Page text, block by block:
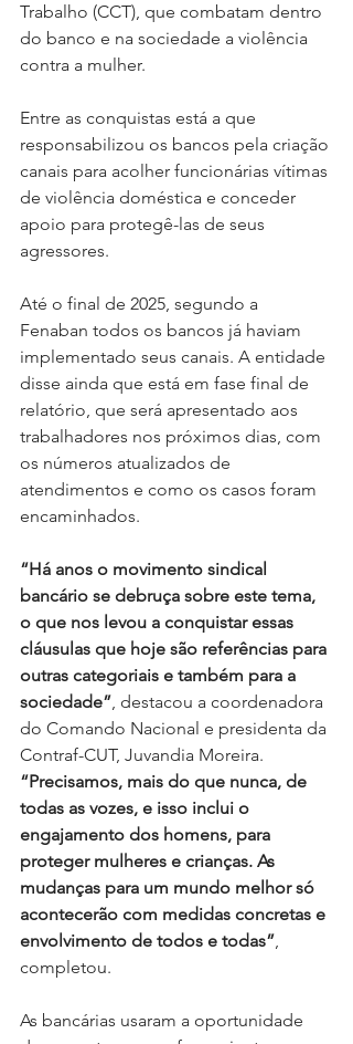
Trabalho (CCT), que combatam dentro
do banco e na sociedade a violência
contra a mulher.
Entre as conquistas está a que
responsabilizou os bancos pela criação
canais para acolher funcionárias vítimas
de violência doméstica e conceder
apoio para protegê-las de seus
agressores.
Até o final de 2025, segundo a
Fenaban todos os bancos já haviam
implementado seus canais. A entidade
disse ainda que está em fase final de
relatório, que será apresentado aos
trabalhadores nos próximos dias, com
os números atualizados de
atendimentos e como os casos foram
encaminhados.
“Há anos o movimento sindical
bancário se debruça sobre este tema,
o que nos levou a conquistar essas
cláusulas que hoje são referências para
outras categoriais e também para a
sociedade”, destacou a coordenadora
do Comando Nacional e presidenta da
Contraf-CUT, Juvandia Moreira.
“Precisamos, mais do que nunca, de
todas as vozes, e isso inclui o
engajamento dos homens, para
proteger mulheres e crianças. As
mudanças para um mundo melhor só
acontecerão com medidas concretas e
envolvimento de todos e todas”,
completou.
As bancárias usaram a oportunidade